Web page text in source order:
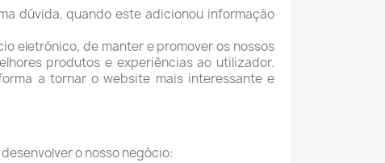
dúvida, quando este adicionou informação
eletrónico, de manter e promover os nossos
produtos e experiências ao utilizador.
a tornar o website mais interessante e
o nosso negócio: